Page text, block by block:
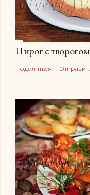
Пирог с
Поделиться